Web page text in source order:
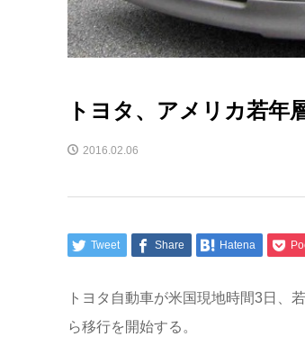
トヨタ、アメリカ若
2016.02.06
Tweet Share Hatena
トヨタ自動車が米国現地時間3日、
ら移行を開始する。